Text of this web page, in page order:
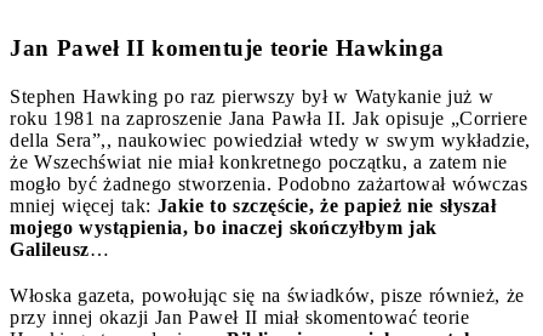
Jan Paweł II komentuje teorie Hawkinga
Stephen Hawking po raz pierwszy był w Watykanie już w
roku 1981 na zaproszenie Jana Pawła II. Jak opisuje „Corriere
della Sera”,, naukowiec powiedział wtedy w swym wykładzie,
że Wszechświat nie miał konkretnego początku, a zatem nie
mogło być żadnego stworzenia. Podobno zażartował wówczas
mniej więcej tak: Jakie to szczęście, że papież nie słyszał
mojego wystąpienia, bo inaczej skończyłbym jak
Galileusz…
Włoska gazeta, powołując się na świadków, pisze również, że
przy innej okazji Jan Paweł II miał skomentować teorie